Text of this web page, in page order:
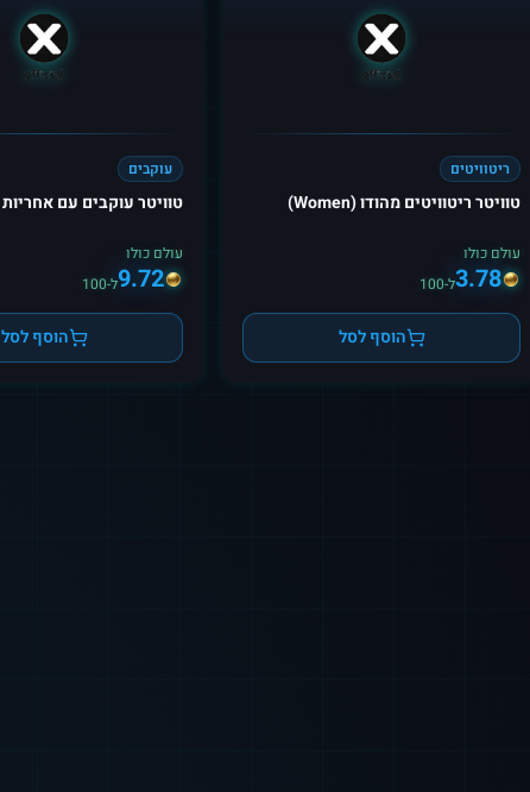
ריטוויטים
טוויטר ריטוויטים מהודו (Women)
עולם כולו
3.78ל-100
הוסף לסל
עוקבים
טוויטר עוקבים עם אחריות
עולם כולו
9.72ל-100
הוסף לסל